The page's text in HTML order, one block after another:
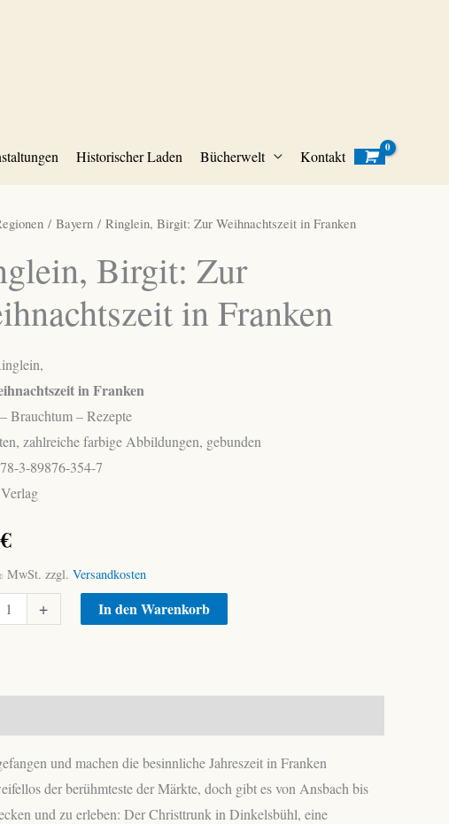
Historischer Laden Bücherwelt Kontakt
/ Bayern/ Ringlein, Birgit: Zur Weihnachtszeit in Franken
Birgit: Zur
in Franken
in Franken
Brauchtum – Rezepte
zahlreiche farbige Abbildungen, gebunden
3-89876-354-7
€
MwSt. zzgl. Versandkosten
+ In den Warenkorb
und machen die besinnliche Jahreszeit in Franken
der berühmteste der Märkte, doch gibt es von Ansbach bis
und zu erleben: Der Christtrunk in Dinkelsbühl, eine